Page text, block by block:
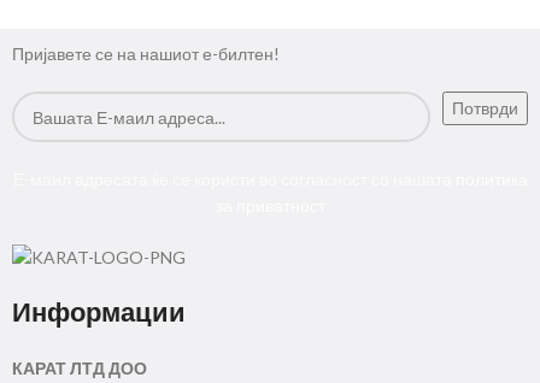
Пријавете се на нашиот е-билтен!
Информации
КАРАТ ЛТД ДОО